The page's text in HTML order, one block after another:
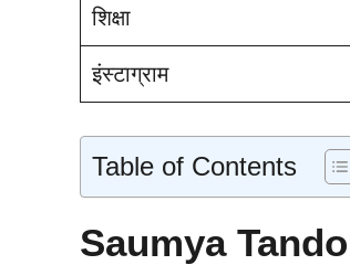
शिक्षा
इंस्टाग्राम
Table of Contents
Saumya